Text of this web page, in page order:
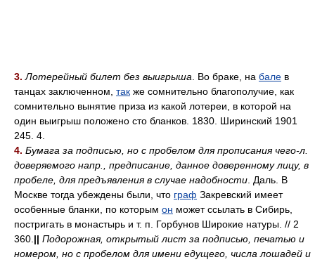
3. Лотерейный билет без выигрыша . Во браке, на бале в
танцах заключенном, так же сомнительно благополучие, как
сомнительно вынятие приза из какой лотереи, в которой на
один выигрыш положено сто бланков. 1830. Ширинский 1901
245. 4.
4. Бумага за подписью, но с пробелом для прописания чего-л.
доверяемого напр., предписание, данное доверенному лицу, в
пробеле, для предъявления в случае надобности . Даль. В
Москве тогда убеждены были, что граф Закревский имеет
особенные бланки, по которым он может ссылать в Сибирь,
постригать в монастырь и т. п. Горбунов Широкие натуры. // 2
360. || Подорожная, открытый лист за подписью, печатью и
номером, но с пробелом для имени едущего, числа лошадей и